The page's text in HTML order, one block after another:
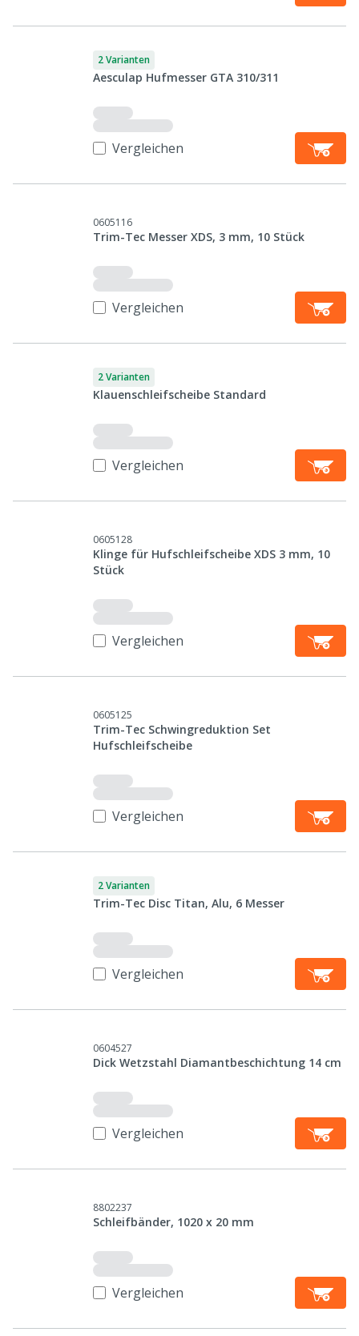
2 Varianten
Aesculap Hufmesser GTA 310/311
Vergleichen
0605116
Trim-Tec Messer XDS, 3 mm, 10 Stück
Vergleichen
2 Varianten
Klauenschleifscheibe Standard
Vergleichen
0605128
Klinge für Hufschleifscheibe XDS 3 mm, 10
Stück
Vergleichen
0605125
Trim-Tec Schwingreduktion Set
Hufschleifscheibe
Vergleichen
2 Varianten
Trim-Tec Disc Titan, Alu, 6 Messer
Vergleichen
0604527
Dick Wetzstahl Diamantbeschichtung 14 cm
Vergleichen
8802237
Schleifbänder, 1020 x 20 mm
Vergleichen